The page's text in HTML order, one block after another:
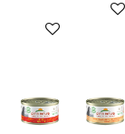
In winkelwagen
In